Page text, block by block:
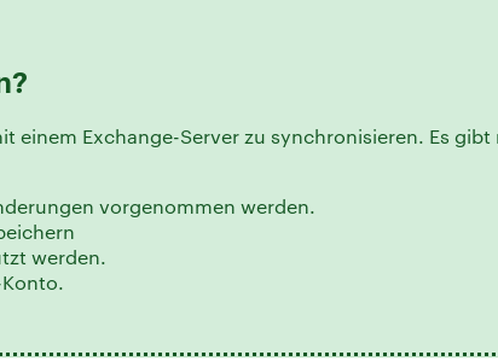
Exchange-Server zu synchronisieren. Es gibt
vorgenommen werden.
werden.